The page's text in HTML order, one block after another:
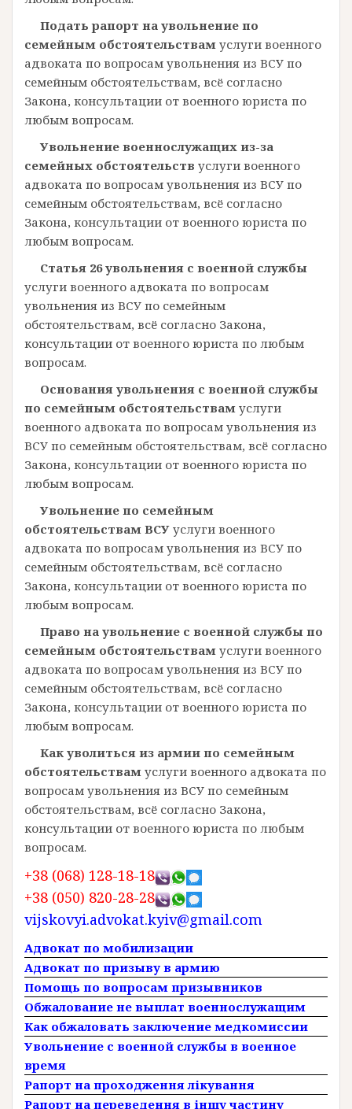
Подать рапорт на увольнение по
семейным обстоятельствам услуги военного
адвоката по вопросам увольнения из ВСУ по
семейным обстоятельствам, всё согласно
Закона, консультации от военного юриста по
любым вопросам.
Увольнение военнослужащих из-за
семейных обстоятельств услуги военного
адвоката по вопросам увольнения из ВСУ по
семейным обстоятельствам, всё согласно
Закона, консультации от военного юриста по
любым вопросам.
Статья 26 увольнения с военной службы
услуги военного адвоката по вопросам
увольнения из ВСУ по семейным
обстоятельствам, всё согласно Закона,
консультации от военного юриста по любым
вопросам.
Основания увольнения с военной службы
по семейным обстоятельствам услуги
военного адвоката по вопросам увольнения из
ВСУ по семейным обстоятельствам, всё согласно
Закона, консультации от военного юриста по
любым вопросам.
Увольнение по семейным
обстоятельствам ВСУ услуги военного
адвоката по вопросам увольнения из ВСУ по
семейным обстоятельствам, всё согласно
Закона, консультации от военного юриста по
любым вопросам.
Право на увольнение с военной службы по
семейным обстоятельствам услуги военного
адвоката по вопросам увольнения из ВСУ по
семейным обстоятельствам, всё согласно
Закона, консультации от военного юриста по
любым вопросам.
Как уволиться из армии по семейным
обстоятельствам услуги военного адвоката по
вопросам увольнения из ВСУ по семейным
обстоятельствам, всё согласно Закона,
консультации от военного юриста по любым
вопросам.
+38 (068) 128-18-18
+38 (050) 820-28-28
vijskovyi.advokat.kyiv@gmail.com
Адвокат по мобилизации
Адвокат по призыву в армию
Помощь по вопросам призывников
Обжалование не выплат военнослужащим
Как обжаловать заключение медкомиссии
Увольнение с военной службы в военное
время
Рапорт на проходження лікування
Рапорт на переведення в іншу частину